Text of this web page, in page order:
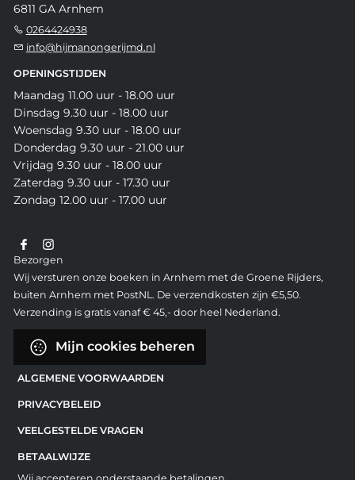
6811 GA Arnhem
0264424938
info@hijmanongerijmd.nl
OPENINGSTIJDEN
Maandag 11.00 uur - 18.00 uur
Dinsdag 9.30 uur - 18.00 uur
Woensdag 9.30 uur - 18.00 uur
Donderdag 9.30 uur - 21.00 uur
Vrijdag 9.30 uur - 18.00 uur
Zaterdag 9.30 uur - 17.30 uur
Zondag 12.00 uur - 17.00 uur
Bezorgen
Wij versturen onze boeken in Arnhem met de Groene Rijders,
buiten Arnhem met PostNL. De verzendkosten zijn €5,50.
Verzending is gratis vanaf € 45,- door heel Nederland.
Mijn cookies beheren
ALGEMENE VOORWAARDEN
PRIVACYBELEID
VEELGESTELDE VRAGEN
BETAALWIJZE